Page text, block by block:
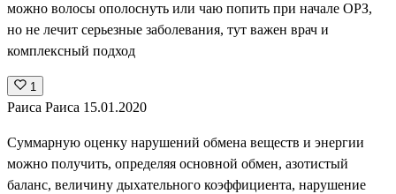
можно волосы ополоснуть или чаю попить при начале ОРЗ,
но не лечит серьезные заболевания, тут важен врач и
комплексный подход
1
Раиса Раиса 15.01.2020
Суммарную оценку нарушений обмена веществ и энергии
можно получить, определяя основной обмен, азотистый
баланс, величину дыхательного коэффициента, нарушение